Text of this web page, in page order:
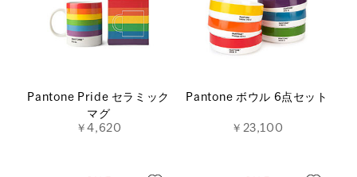
Pantone Pride セラミック
マグ
￥4,620
Pantone ボウル 6点セット
￥23,100